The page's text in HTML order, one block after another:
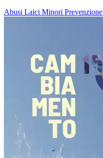
Abusi Laici Minori Prevenzione